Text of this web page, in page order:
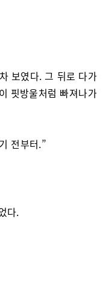
보였다. 그 뒤로 다가
핏방울처럼 빠져나가
전부터.”
다.